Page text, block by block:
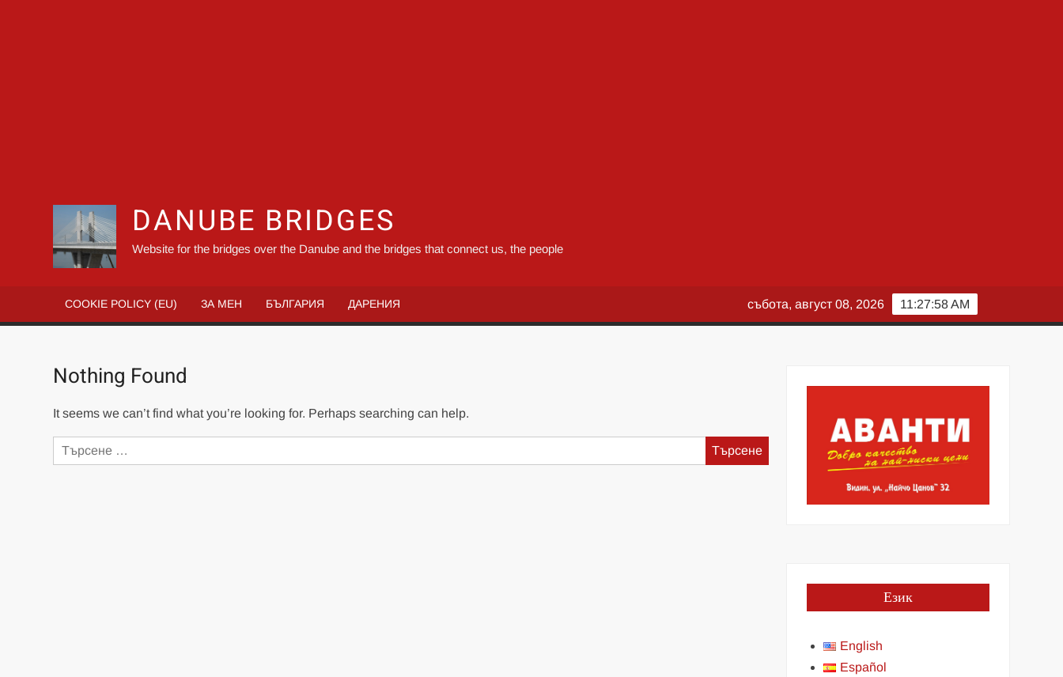
DANUBE BRIDGES
Website for the bridges over the Danube and the bridges that connect us, the people
COOKIE POLICY (EU) ЗА МЕН БЪЛГАРИЯ ДАРЕНИЯ 11:27:59 AM
събота, август 08, 2026
Nothing Found
It seems we can’t find what you’re looking for. Perhaps searching can help.
Търсене
за:
Език
English
Español